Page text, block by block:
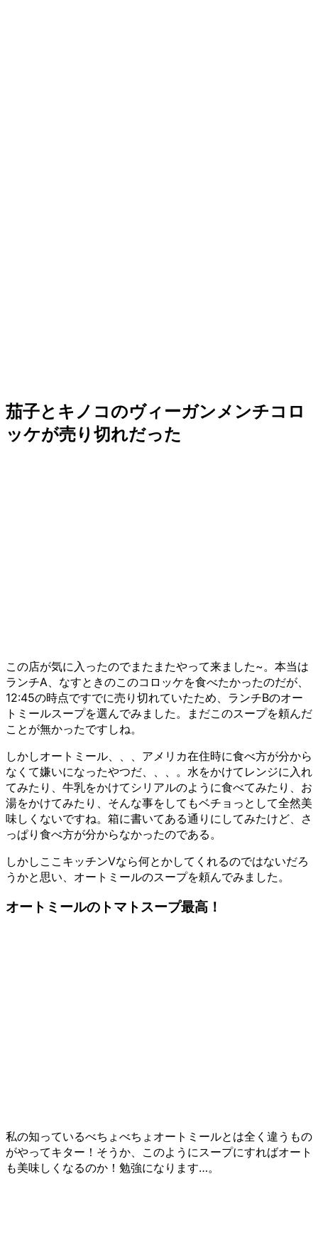
茄子とキノコのヴィーガンメンチコロ
ッケが売り切れだった
この店が気に入ったのでまたまたやって来ました~。本当は
ランチA、なすときのこのコロッケを食べたかったのだが、
12:45の時点ですでに売り切れていたため、ランチBのオー
トミールスープを選んでみました。まだこのスープを頼んだ
ことが無かったですしね。
しかしオートミール、、、アメリカ在住時に食べ方が分から
なくて嫌いになったやつだ、、、。水をかけてレンジに入れ
てみたり、牛乳をかけてシリアルのように食べてみたり、お
湯をかけてみたり、そんな事をしてもベチョっとして全然美
味しくないですね。箱に書いてある通りにしてみたけど、さ
っぱり食べ方が分からなかったのである。
しかしここキッチンVなら何とかしてくれるのではないだろ
うかと思い、オートミールのスープを頼んでみました。
オートミールのトマトスープ最高！
私の知っているべちょべちょオートミールとは全く違うもの
がやってキター！そうか、このようにスープにすればオート
も美味しくなるのか！勉強になります…。